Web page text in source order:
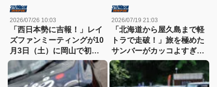
2026/07/26 10:03
「西日本勢に吉報！」レイ
ズファンミーティングが10
月3日（土）に岡山で初開
催
2026/07/19 21:03
「北海道から屋久島まで軽
トラで走破！」旅を極めた
サンバーがカッコよすぎ
る！